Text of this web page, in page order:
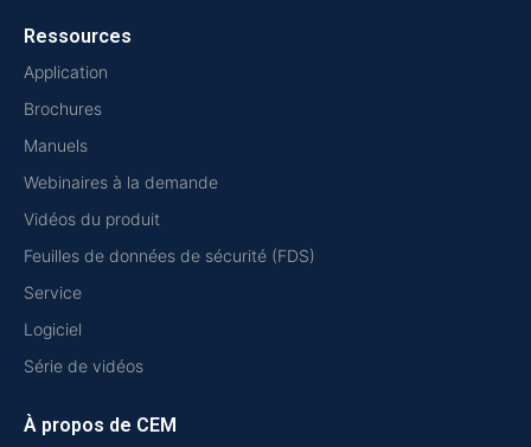
Ressources
Application
Brochures
Manuels
Webinaires à la demande
Vidéos du produit
Feuilles de données de sécurité (FDS)
Service
Logiciel
Série de vidéos
À propos de CEM